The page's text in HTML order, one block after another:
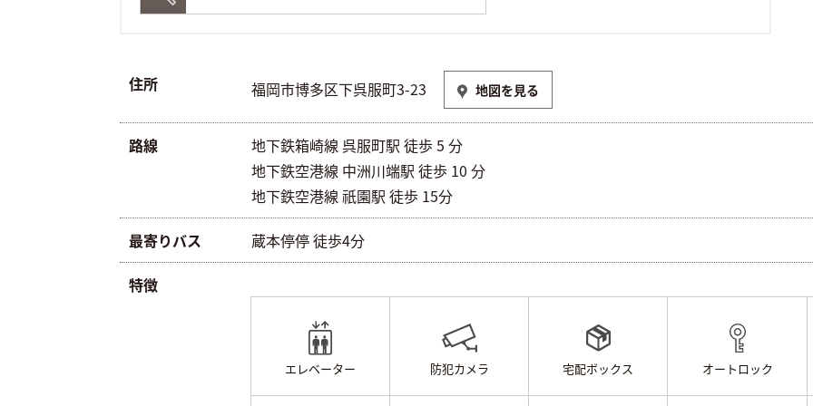
住所 福岡市博多区下呉服町3-23 地図を見る
路線
地下鉄箱崎線 呉服町駅 徒歩 5 分
地下鉄空港線 中洲川端駅 徒歩 10 分
地下鉄空港線 祇園駅 徒歩 15分
最寄りバス 蔵本停停 徒歩4分
特徴
エレベーター 防犯カメラ 宅配ボックス オートロック